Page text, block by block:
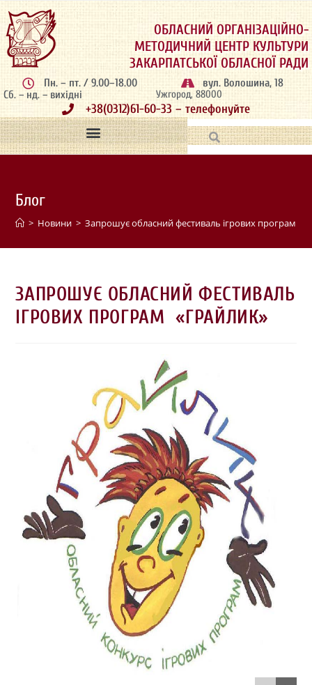
ОБЛАСНИЙ ОРГАНІЗАЦІЙНО-
МЕТОДИЧНИЙ ЦЕНТР КУЛЬТУРИ
ЗАКАРПАТСЬКОЇ ОБЛАСНОЇ РАДИ
Пн. – пт. / 9.00–18.00
Сб. – нд. – вихідні
вул. Волошина, 18
Ужгород, 88000
+38(0312)61-60-33 – телефонуйте
Блог
> Новини > Запрошує обласний фестиваль ігрових програм
ЗАПРОШУЄ ОБЛАСНИЙ ФЕСТИВАЛЬ
ІГРОВИХ ПРОГРАМ «ГРАЙЛИК»